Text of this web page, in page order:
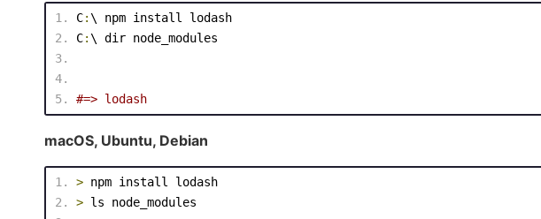
C:\ npm install lodash
C:\ dir node_modules
#=> lodash
macOS, Ubuntu, Debian
> npm install lodash
> ls node_modules